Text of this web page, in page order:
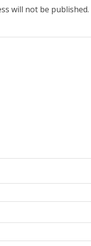
will not be published.